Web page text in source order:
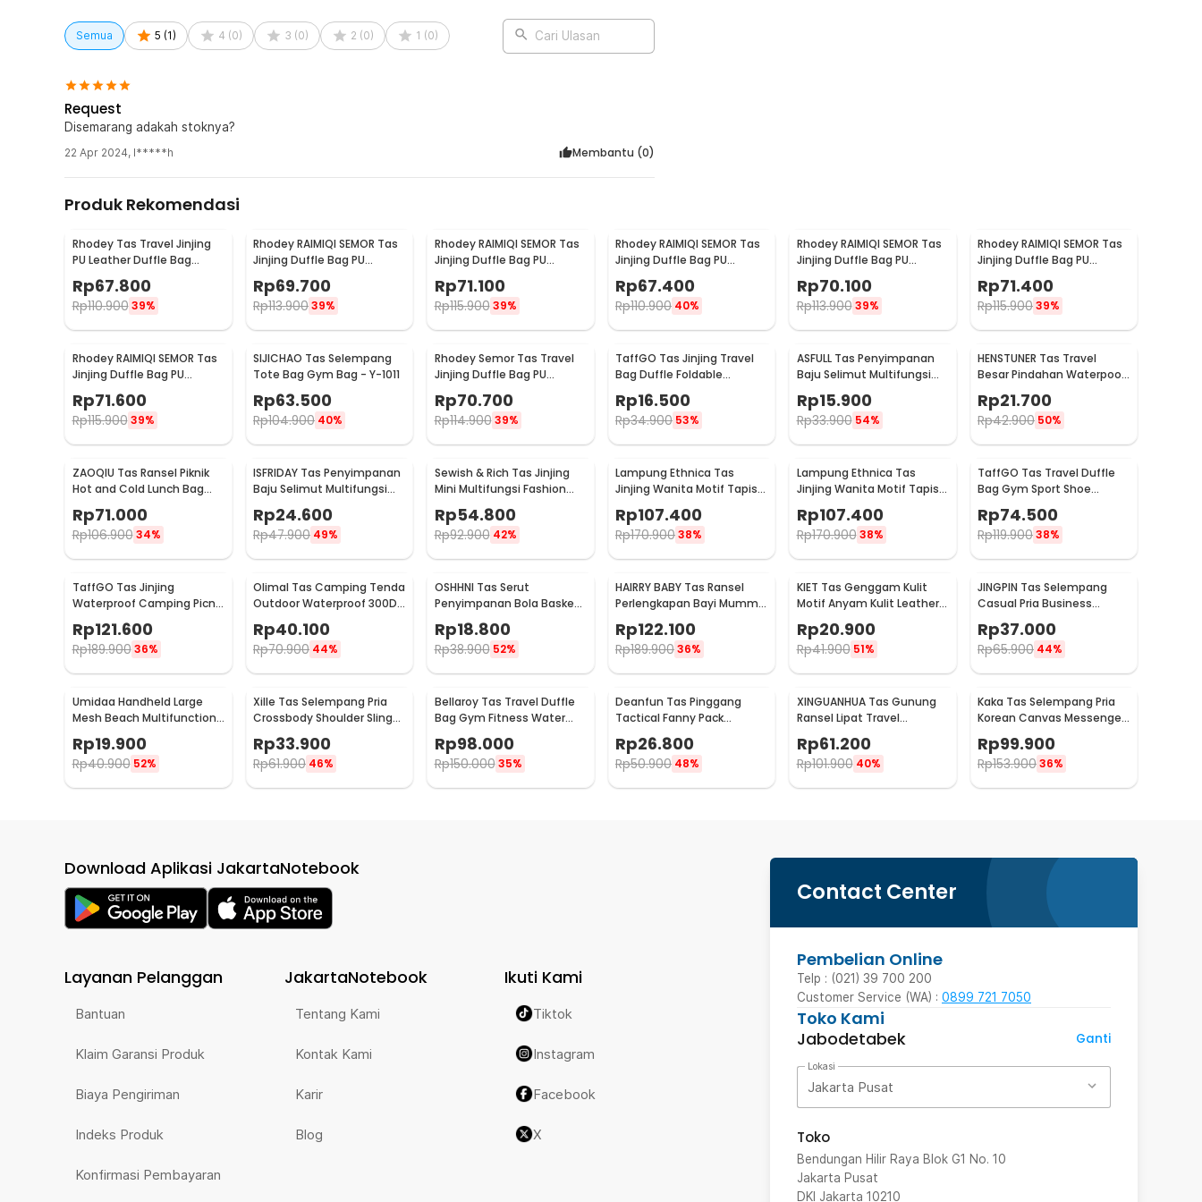
1 x BANKUO Tas Selempang Crossbody Sling Bag Dumpling Adjustable Strap - BK22
Semua 5 (1) 4 (0) 3 (0) 2 (0) 1 (0) Cari Ulasan
Request
Disemarang adakah stoknya?
22 Apr 2024, l*****h Membantu (0)
Produk Rekomendasi
Rhodey Tas Travel Jinjing
PU Leather Duffle Bag
Stripe Model - S01
Rp67.800
Rp110.900 39%
Rhodey RAIMIQI SEMOR Tas
Jinjing Duffle Bag PU
Leather Unisex 20 Inch
Coffee Grid - C01
Rp69.700
Rp113.90039%
Rhodey RAIMIQI SEMOR Tas
Jinjing Duffle Bag PU
Large Bear - C01
Rp71.100
Rp115.900 39%
Rhodey RAIMIQI SEMOR Tas
Jinjing Duffle Bag PU
Leather Unisex 20 Inch
Black Gray Grid - C01
Rp67.400
Rp110.900 40%
Rhodey RAIMIQI SEMOR Tas
Jinjing Duffle Bag PU
Beauty - C01
Rp70.100
Rp113.900 39%
Rhodey RAIMIQI SEMOR Tas
Jinjing Duffle Bag PU
Beige Bear - C01
Rp71.400
Rp115.90039%
Rhodey RAIMIQI SEMOR Tas
Jinjing Duffle Bag PU
Leather Unisex 20 Inch
Beautiful Pattern - C01
Rp71.600
Rp115.900 39%
SIJICHAO Tas Selempang
Tote Bag Gym Bag - Y-1011
Rp63.500
Rp104.900 40%
Rhodey Semor Tas Travel
Jinjing Duffle Bag PU
Rp70.700
Rp114.900 39%
TaffGO Tas Jinjing Travel
Bag Duffle Foldable
Waterproof 480mm - B20
Rp16.500
Rp34.900 53%
ASFULL Tas Penyimpanan
Baju Selimut Multifungsi
60x40x30cm - ASS60
Rp15.900
Rp33.900 54%
HENSTUNER Tas Travel
Besar Pindahan Waterpoof
90x30x50cm - HR-01
Rp21.700
Rp42.900 50%
ZAOQIU Tas Ransel Piknik
Hot and Cold Lunch Bag
Rp71.000
Rp106.900 34%
ISFRIDAY Tas Penyimpanan
Baju Selimut Multifungsi
Duffel Organizer Bag
Barcode - IF45
Rp24.600
Rp47.900 49%
Sewish & Rich Tas Jinjing
Mini Multifungsi Fashion
Bag - SR25
Rp54.800
Rp92.900 42%
Lampung Ethnica Tas
Jinjing Wanita Motif Tapis
Rp107.400
Rp170.90038%
Lampung Ethnica Tas
Jinjing Wanita Motif Tapis
Rp107.400
Rp170.900 38%
TaffGO Tas Travel Duffle
Bag Gym Sport Shoe
Rp74.500
Rp119.90038%
TaffGO Tas Jinjing
Waterproof Camping Picnic
Duffle Bag 3 Slots - C60
Rp121.600
Rp189.900 36%
Olimal Tas Camping Tenda
Outdoor Waterproof 300D
30
Rp40.100
Rp70.900 44%
OSHHNI Tas Serut
Penyimpanan Bola Basket
Olahraga Drawstring Bag
Mesh - SH30
Rp18.800
Rp38.900 52%
HAIRRY BABY Tas Ransel
Perlengkapan Bayi Mummy
Rp122.100
Rp189.90036%
KIET Tas Genggam Kulit
Motif Anyam Kulit Leather
Rp20.900
Rp41.900 51%
JINGPIN Tas Selempang
Casual Pria Business
Crossbody Bag PU Leather
- JP2
Rp37.000
Rp65.900 44%
Umidaa Handheld Large
Mesh Beach Multifunction
Rp19.900
Rp40.900 52%
Xille Tas Selempang Pria
Crossbody Shoulder Sling
Bag Oxford Fabric - 9980
Rp33.900
Rp61.900 46%
Bellaroy Tas Travel Duffle
Bag Gym Fitness Water
Resistant 36-55L - C50
Rp98.000
Rp150.000 35%
Deanfun Tas Pinggang
Tactical Fanny Pack
Outdoor Gear 12x5x17.5cm
- ZSXD001
Rp26.800
Rp50.900 48%
XINGUANHUA Tas Gunung
Ransel Lipat Travel
Backpack Waterproof 17L -
GC17
Rp61.200
Rp101.900 40%
Kaka Tas Selempang Pria
Korean Canvas Messenger
Rp99.900
Rp153.90036%
Contact Center
Pembelian Online
Telp : (021) 39 700 200
Customer Service (WA) : 0899 721 7050
Toko Kami
Jabodetabek
Ganti
Lokasi
Jakarta Pusat
Toko
Bendungan Hilir Raya Blok G1 No. 10
Jakarta Pusat
DKI Jakarta 10210
Download Aplikasi JakartaNotebook
Layanan Pelanggan
Bantuan
Klaim Garansi Produk
Biaya Pengiriman
Indeks Produk
Konfirmasi Pembayaran
JakartaNotebook
Tentang Kami
Kontak Kami
Karir
Blog
Ikuti Kami
Tiktok
Instagram
Facebook
X